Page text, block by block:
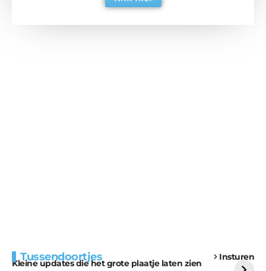
Tussendoortjes Insturen
Kleine updates die het grote plaatje laten zien
voor kabouters
uitdaging